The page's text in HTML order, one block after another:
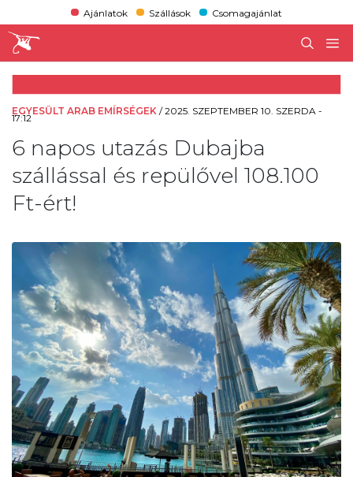
Ajánlatok Szállások Csomagajánlat
EGYESÜLT ARAB EMÍRSÉGEK /2025. SZEPTEMBER 10. SZERDA -
17:12
6 napos utazás Dubajba
szállással és repülővel 108.100
Ft-ért!